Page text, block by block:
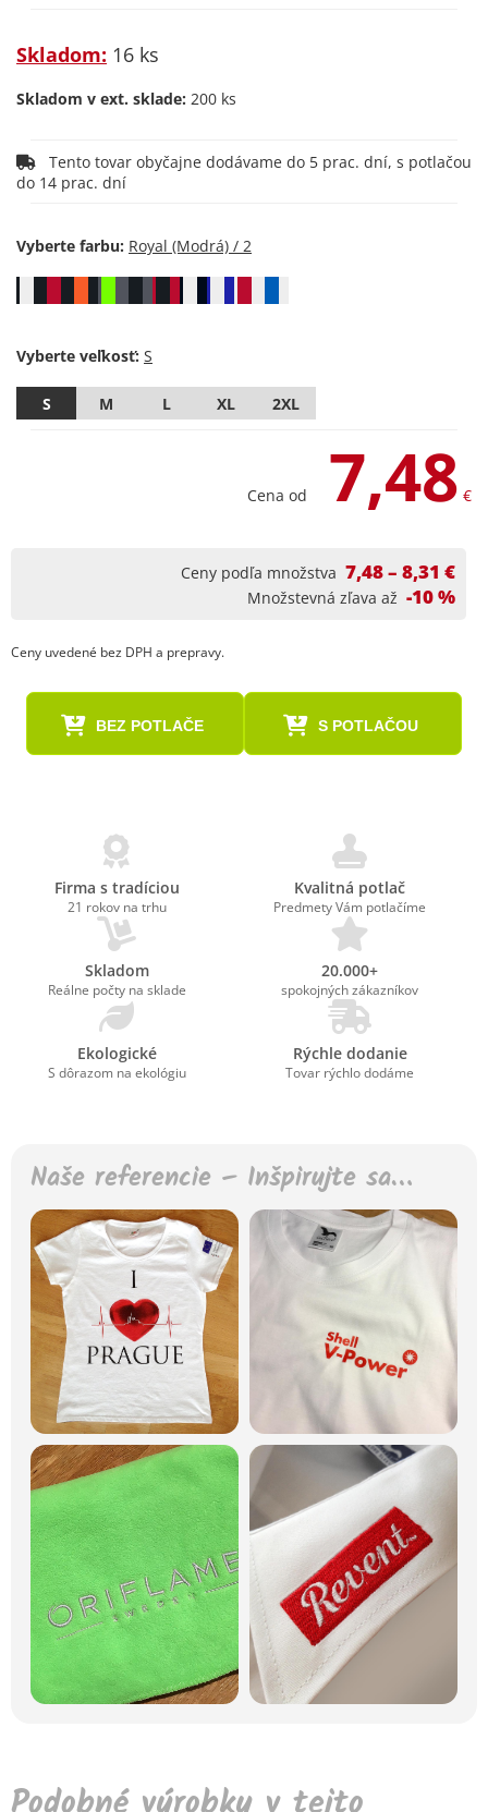
Skladom: 16 ks
Skladom v ext. sklade: 200 ks
do 14 prac. dní
Vyberte farbu:
Vyberte veľkosť:
S M L XL 2XL
Cena od 7,48 €
Ceny podľa množstva 7,48 – 8,31 €
Množstevná zľava až -10 %
Ceny uvedené bez DPH a prepravy.
BEZ POTLAČE S POTLAČOU
Firma s tradíciou
21 rokov na trhu
Kvalitná potlač
Predmety Vám potlačíme
Skladom
Reálne počty na sklade
20.000+
spokojných zákazníkov
Ekologické
S dôrazom na ekológiu
Rýchle dodanie
Tovar rýchlo dodáme
Naše referencie – Inšpirujte sa…